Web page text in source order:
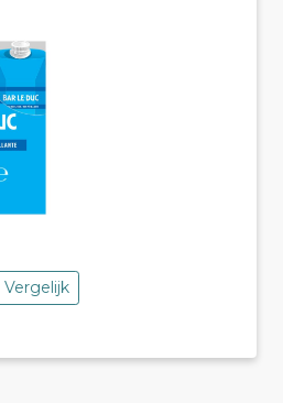
Vergelijk